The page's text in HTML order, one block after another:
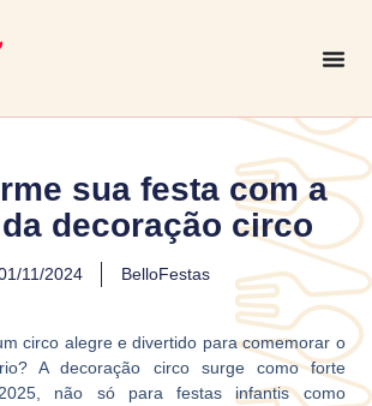
sua festa com a
decoração circo
11/2024 BelloFestas
circo alegre e divertido para comemorar o
A decoração circo surge como forte
não só para festas infantis como